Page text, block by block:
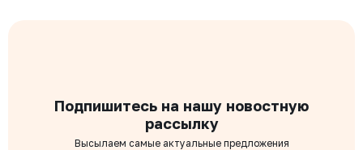
Подпишитесь на нашу новостную
рассылку
Высылаем самые актуальные предложения